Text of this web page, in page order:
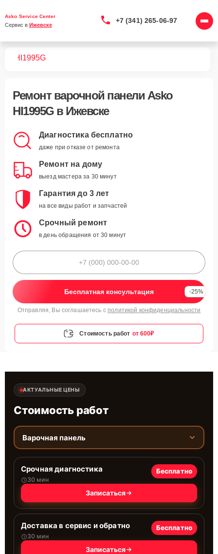
Asko Service Center
Сервис в Ижевске
+7 (341) 265-06-97
HI1995G
Ремонт варочной панели Asko
HI1995Gв Ижевске
Диагностика бесплатно
даже при отказе от ремонта
Ремонт на дому
выезд мастера за 30 минут
Гарантия до 3 лет
на все виды работ и запчастей
Срочный ремонт
в день обращения от 30 минут
Бесплатная консультация -25%
Отправляя, Вы соглашаетесь с политикой конфиденциальности
Стоимость работ от 600₽
АКТУАЛЬНЫЕ ЦЕНЫ
Стоимость работ
Варочная панель
Срочная диагностика
30 мин
Бесплатно
Записаться
Доставка в сервис и обратно
30 мин
Бесплатно
Записаться